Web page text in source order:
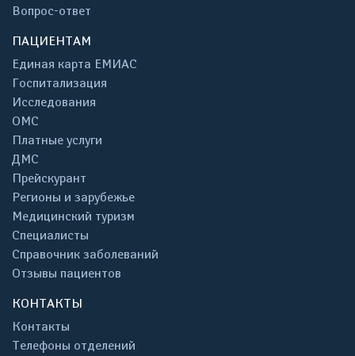
Вопрос-ответ
ПАЦИЕНТАМ
Единая карта ЕМИАС
Госпитализация
Исследования
ОМС
Платные услуги
ДМС
Прейскурант
Регионы и зарубежье
Медицинский туризм
Специалисты
Справочник заболеваний
Отзывы пациентов
КОНТАКТЫ
Контакты
Телефоны отделений